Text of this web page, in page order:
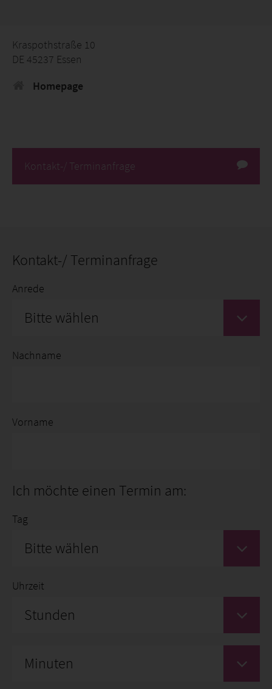
Kraspothstraße 10
DE 45237 Essen
Homepage
Kontakt-/ Terminanfrage
Kontakt-/ Terminanfrage
Anrede
Bitte wählen
Nachname
Vorname
Ich möchte einen Termin am:
Tag
Bitte wählen
Uhrzeit
Stunden
Minuten